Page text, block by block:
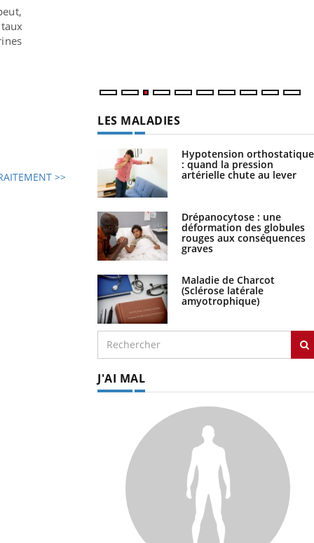
>>
LES MALADIES
Hypotension orthostatique
: quand la pression
artérielle chute au lever
Drépanocytose : une
déformation des globules
rouges aux conséquences
graves
Maladie de Charcot
(Sclérose latérale
amyotrophique)
J'AI MAL